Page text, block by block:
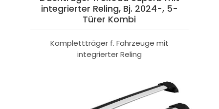
integrierter Reling, Bj. 2024-, 5-
Türer Kombi
Komplettträger f. Fahrzeuge mit
integrierter Reling